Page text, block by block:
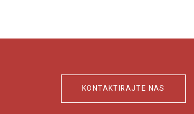
KONTAKTIRAJTE NAS